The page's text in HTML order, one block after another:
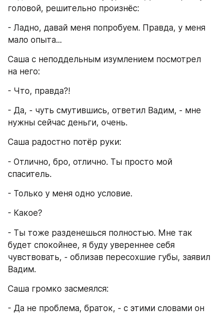
головой, решительно произнёс:
- Ладно, давай меня попробуем. Правда, у меня
мало опыта...
Саша с неподдельным изумлением посмотрел
на него:
- Что, правда?!
- Да, - чуть смутившись, ответил Вадим, - мне
нужны сейчас деньги, очень.
Саша радостно потёр руки:
- Отлично, бро, отлично. Ты просто мой
спаситель.
- Только у меня одно условие.
- Какое?
- Ты тоже разденешься полностью. Мне так
будет спокойнее, я буду увереннее себя
чувствовать, - облизав пересохшие губы, заявил
Вадим.
Саша громко засмеялся:
- Да не проблема, браток, - с этими словами он